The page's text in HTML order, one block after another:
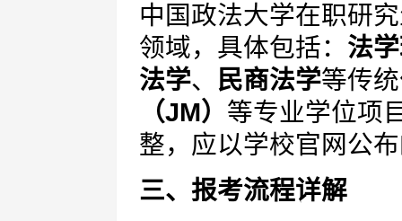
中国政法大学在职研
领域，具体包括： 法
法学、 民商法学等传
（JM） 等专业学位项
整，应以学校官网公
三、报考流程详解